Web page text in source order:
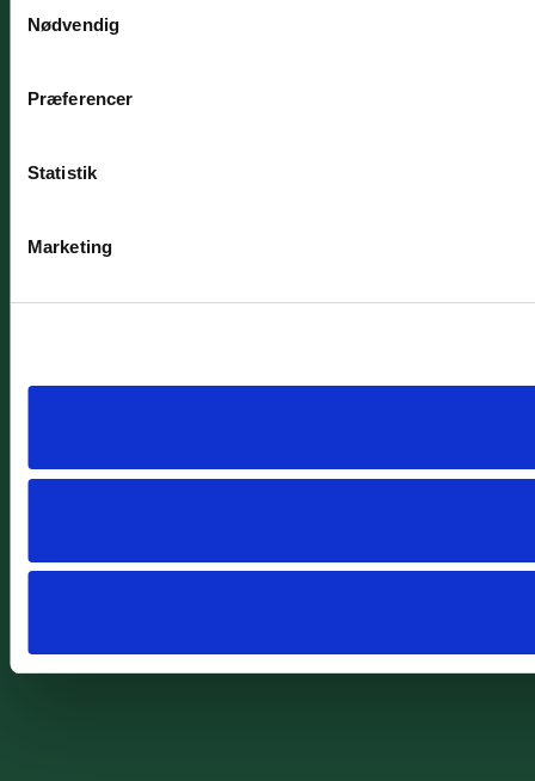
Nødvendig
Præferencer
Statistik
Marketing